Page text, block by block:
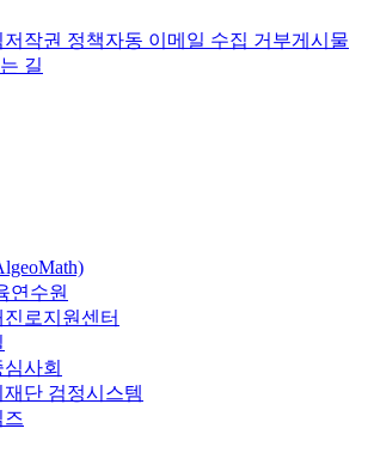
저작권 정책자동 이메일 수집 거부게시물
길
연수원
로지원센터
사회
단 검정시스템
즈